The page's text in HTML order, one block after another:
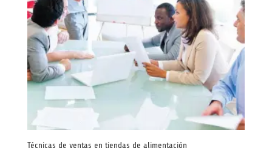
Técnicas de ventas en tiendas de alimentación